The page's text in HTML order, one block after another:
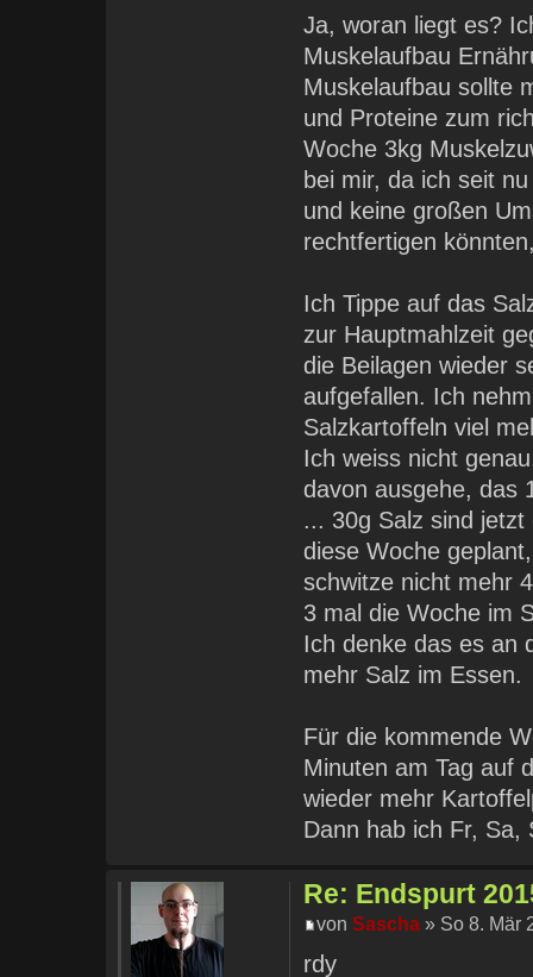
Ja, woran liegt es?
Muskelaufbau
Muskelaufbau sollte
und Proteine zum
Woche 3kg
bei mir, da ich seit
und keine großen
rechtfertigen
Ich Tippe auf das
zur Hauptmahlzeit
die Beilagen wieder
aufgefallen. Ich
Salzkartoffeln viel
Ich weiss nicht
davon ausgehe, das
... 30g Salz sind
diese Woche
schwitze nicht mehr
3 mal die Woche im
Ich denke das es an
mehr Salz im Essen.
Für die kommende
Minuten am Tag auf
wieder mehr
Dann hab ich Fr, Sa,
Re: Endspurt
vonSascha » So 8. Mär
rdy